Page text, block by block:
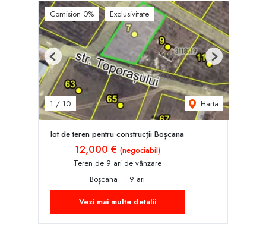
Comision 0% Exclusivitate
1 / 10 Harta
Previous Next
lot de teren pentru construcții Boșcana
12,000 € (negociabil)
Teren de 9 ari de vânzare
Boșcana
9 ari
Vezi mai multe detalii